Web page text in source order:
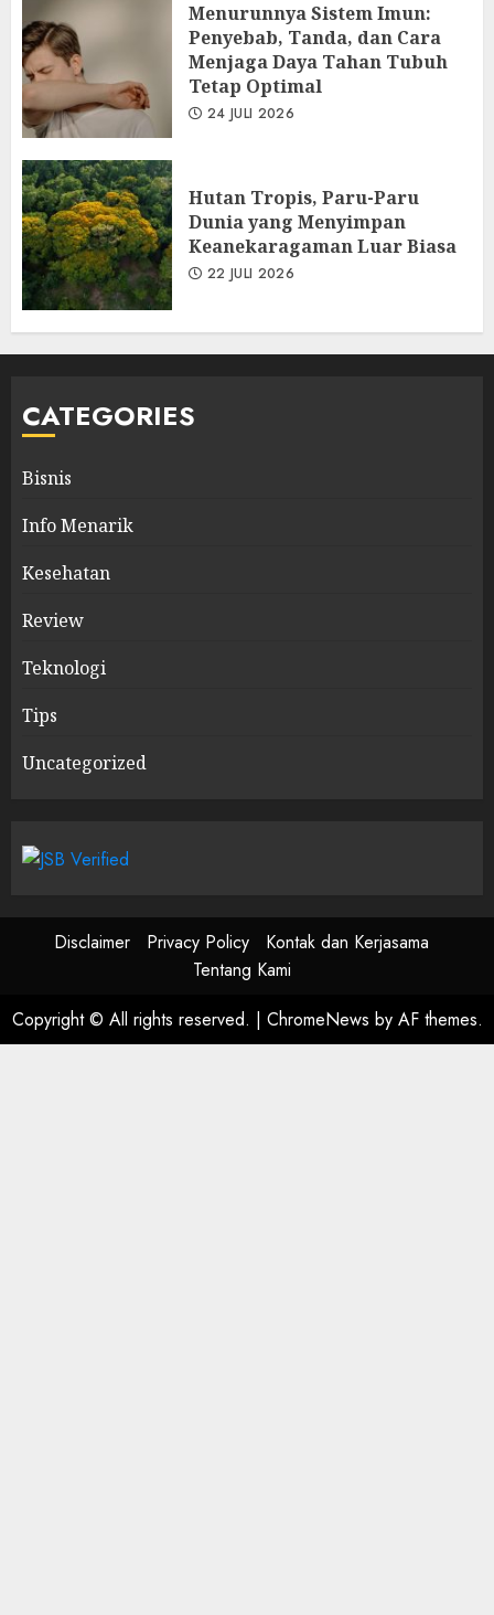
Menurunnya Sistem Imun:
Penyebab, Tanda, dan Cara
Menjaga Daya Tahan Tubuh
Tetap Optimal
24 JULI 2026
Hutan Tropis, Paru-Paru
Dunia yang Menyimpan
Keanekaragaman Luar Biasa
22 JULI 2026
CATEGORIES
Bisnis
Info Menarik
Kesehatan
Review
Teknologi
Tips
Uncategorized
Disclaimer Privacy Policy
Kontak dan Kerjasama
Tentang Kami
Copyright © All rights reserved. | ChromeNews by AF themes.